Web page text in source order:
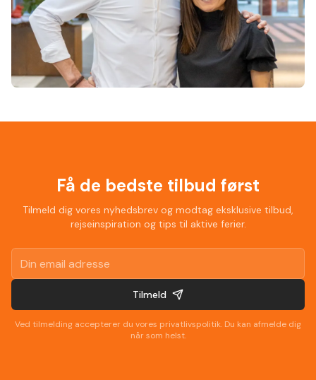
Få de bedste tilbud først
Tilmeld dig vores nyhedsbrev og modtag eksklusive tilbud,
rejseinspiration og tips til aktive ferier.
Tilmeld
Ved tilmelding accepterer du vores privatlivspolitik. Du kan afmelde dig
når som helst.